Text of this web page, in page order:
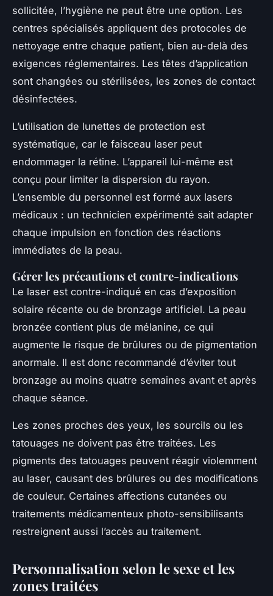
sollicitée, l’hygiène ne peut être une option. Les
centres spécialisés appliquent des protocoles de
nettoyage entre chaque patient, bien au-delà des
exigences réglementaires. Les têtes d’application
sont changées ou stérilisées, les zones de contact
désinfectées.
L’utilisation de lunettes de protection est
systématique, car le faisceau laser peut
endommager la rétine. L’appareil lui-même est
conçu pour limiter la dispersion du rayon.
L’ensemble du personnel est formé aux lasers
médicaux : un technicien expérimenté sait adapter
chaque impulsion en fonction des réactions
immédiates de la peau.
Gérer les précautions et contre-indications
Le laser est contre-indiqué en cas d’exposition
solaire récente ou de bronzage artificiel. La peau
bronzée contient plus de mélanine, ce qui
augmente le risque de brûlures ou de pigmentation
anormale. Il est donc recommandé d’éviter tout
bronzage au moins quatre semaines avant et après
chaque séance.
Les zones proches des yeux, les sourcils ou les
tatouages ne doivent pas être traitées. Les
pigments des tatouages peuvent réagir violemment
au laser, causant des brûlures ou des modifications
de couleur. Certaines affections cutanées ou
traitements médicamenteux photo-sensibilisants
restreignent aussi l’accès au traitement.
Personnalisation selon le sexe et les
zones traitées